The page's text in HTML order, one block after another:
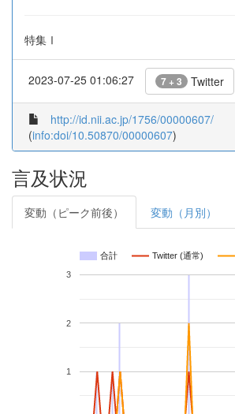
特集Ⅰ
2023-07-25 01:06:27 7 + 3 Twitter
http://id.nii.ac.jp/1756/00000607/
(info:doi/10.50870/00000607)
言及状況
変動（ピーク前後） 変動（月別）
合計 Twitter (通常)
1
2
3